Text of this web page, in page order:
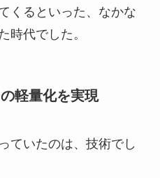
くるといった、なかな
時代でした。
軽量化を実現
ていたのは、技術でし